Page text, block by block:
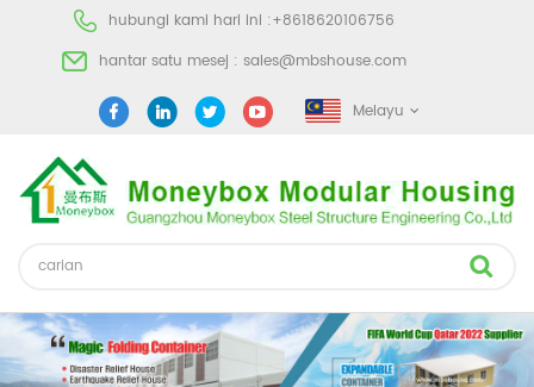
hubungi kami hari ini :+8618620106756
hantar satu mesej : sales@mbshouse.com
Melayu